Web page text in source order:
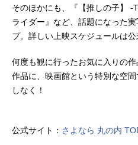
そのほかにも、『【推しの子】 -
ライダー』など、話題になった
プ。詳しい上映スケジュールは公
何度も観に行ったお気に入りの
作品に、映画館という特別な空
しなく！
公式サイト： さよなら 丸の内